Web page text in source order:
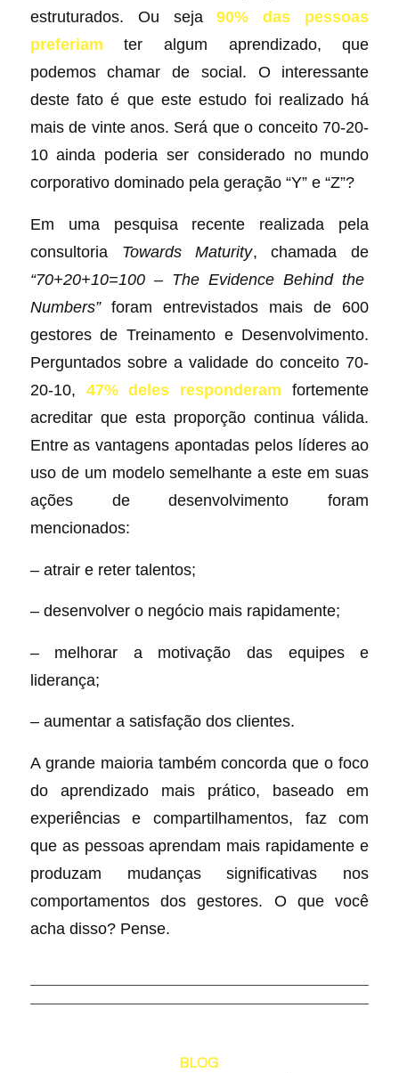
estruturados. Ou seja90% das pessoas
preferiam ter algum aprendizado, que
podemos chamar de social. O interessante
deste fato é que este estudo foi realizado há
mais de vinte anos. Será que o conceito 70-20-
10 ainda poderia ser considerado no mundo
corporativo dominado pela geração “Y” e “Z”?
Em uma pesquisa recente realizada pela
consultoria Towards Maturity, chamada de
“70+20+10=100 – The Evidence Behind the
Numbers”foram entrevistados mais de 600
gestores de Treinamento e Desenvolvimento.
Perguntados sobre a validade do conceito 70-
20-10, 47% deles responderam fortemente
acreditar que esta proporção continua válida.
Entre as vantagens apontadas pelos líderes ao
uso de um modelo semelhante a este em suas
ações de desenvolvimento foram
mencionados:
– atrair e reter talentos;
– desenvolver o negócio mais rapidamente;
– melhorar a motivação das equipes e
liderança;
– aumentar a satisfação dos clientes.
A grande maioria também concorda que o foco
do aprendizado mais prático, baseado em
experiências e compartilhamentos, faz com
que as pessoas aprendam mais rapidamente e
produzam mudanças significativas nos
comportamentos dos gestores. O que você
acha disso? Pense.
BLOG